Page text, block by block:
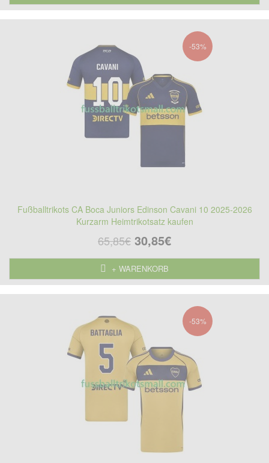
-53%
Fußballtrikots CA Boca Juniors Edinson Cavani 10 2025-2026
Kurzarm Heimtrikotsatz kaufen
65,85€ 30,85€
+ WARENKORB
-53%